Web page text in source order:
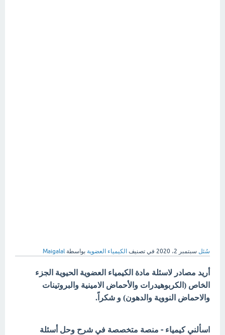
سُئل سبتمبر 2، 2020 في تصنيف الكيمياء العضوية بواسطة Maigalal
أريد مصادر لاسئلة مادة الكيمياء العضوية الحيوية الجزء
الخاص (الكربوهيدرات والأحماض الامينية والبروتينات
والاحماض النووية والدهون) و شكراً.
اسألني كيمياء - منصة متخصصة في شرح وحل أسئلة